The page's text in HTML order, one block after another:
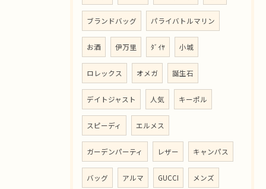
ブランドバッグ パライバトルマリン
お酒 伊万里 ﾀﾞｲﾔ 小城
ロレックス オメガ 誕生石
デイトジャスト 人気 キーポル
スピーディ エルメス
ガーデンパーティ レザー キャンパス
バッグ アルマ GUCCI メンズ